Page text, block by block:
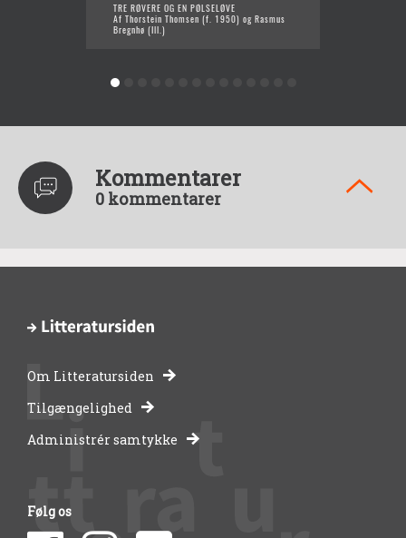
TRE RØVERE OG EN PØLSELØVE
Af Thorstein Thomsen (f. 1950) og Rasmus
Bregnhø (Ill.)
Kommentarer
0 kommentarer
-
bibliotekernes
side
Om Litteratursiden
Tilgængelighed
Administrér samtykke
Følg os